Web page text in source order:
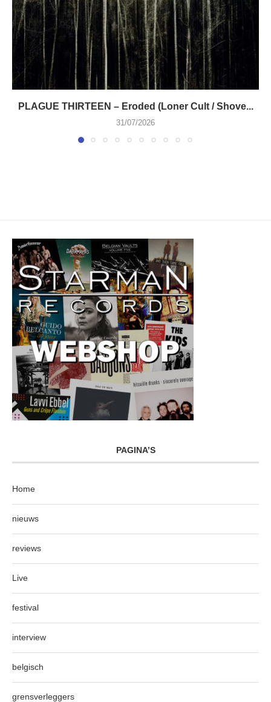
PLAGUE THIRTEEN – Eroded (Loner Cult / Shove...
31/07/2026
PAGINA’S
Home
nieuws
reviews
Live
festival
interview
belgisch
grensverleggers